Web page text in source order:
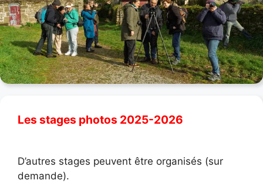
Les stages photos 2025-2026
D’autres stages peuvent être organisés (sur
demande).